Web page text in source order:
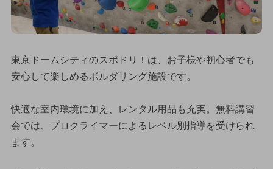
東京ドームシティのスポドリ！は、お子様や初心者でも
安心して楽しめるボルダリング施設です。
快適な室内環境に加え、レンタル用品も充実。無料講習
会では、プロクライマーによるレベル別指導を受けられ
ます。